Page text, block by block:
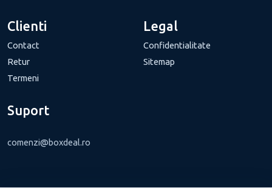
Clienti
Contact
Retur
Termeni
Legal
Confidentialitate
Sitemap
Suport
comenzi@boxdeal.ro